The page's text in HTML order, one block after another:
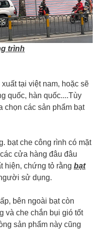
trình
tại việt nam, hoặc sẽ
quốc, hàn quốc....Tùy
chọn các sản phẩm bạt
bạt che công rình có mặt
cửa hàng đâu đâu
hiện, chứng tỏ rằng bạt
sử dụng.
bên ngoài bạt còn
và che chắn bụi gió tốt
sản phẩm này cũng